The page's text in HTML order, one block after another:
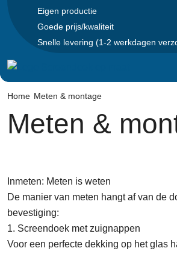
Eigen productie
Goede prijs/kwaliteit
Snelle levering (1-2 werkdagen
Home Meten & montage
Meten &
Inmeten: Meten is weten
De manier van meten hangt af van de
bevestiging:
1. Screendoek met zuignappen
Voor een perfecte dekking op het glas